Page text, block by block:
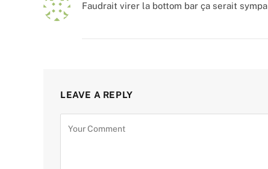
Faudrait virer la bottom bar ça serait sympa
LEAVE A REPLY